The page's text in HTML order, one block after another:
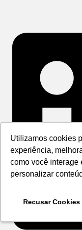
Utilizamos cookies
experiência,
como você interage
personalizar
Recusar Cookies
Utilizamos cookies
experiência,
como você interage
personalizar
Recusar Cookies